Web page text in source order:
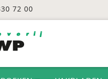
72 00